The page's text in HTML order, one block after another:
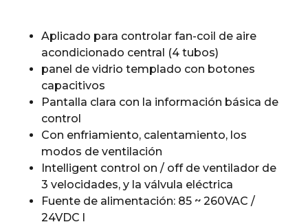
Aplicado para controlar fan-coil de aire
acondicionado central (4 tubos)
panel de vidrio templado con botones
capacitivos
Pantalla clara con la información básica de
control
Con enfriamiento, calentamiento, los
modos de ventilación
Intelligent control on / off de ventilador de
3 velocidades, y la válvula eléctrica
Fuente de alimentación: 85 ~ 260VAC /
24VDC l